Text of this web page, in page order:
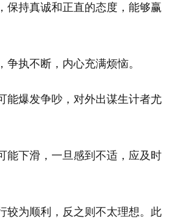
保持真诚和正直的态度，能够赢
执不断，内心充满烦恼。
能爆发争吵，对外出谋生计者尤
能下滑，一旦感到不适，应及时
较为顺利，反之则不太理想。此